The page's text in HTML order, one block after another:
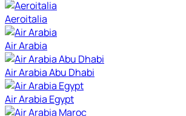
Aeroitalia
Air Arabia
Air Arabia Abu Dhabi
Air Arabia Egypt